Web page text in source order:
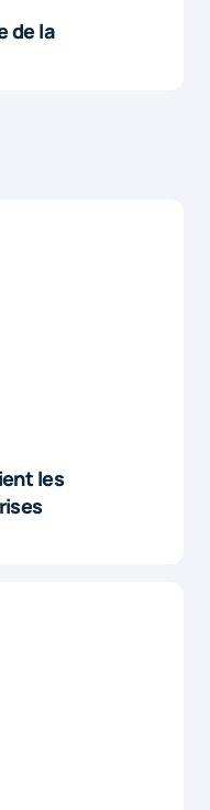
de la
les